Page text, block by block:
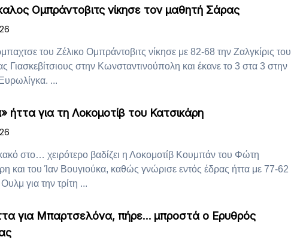
Ομπράντοβιτς νίκησε τον μαθητή Σάρας
του Ζέλικο Ομπράντοβιτς νίκησε με 82-68 την Ζαλγκίρις του
Γιασκεβίτσιους στην Κωνσταντινούπολη και έκανε το 3 στα 3 στην
...
ήττα για τη Λοκομοτίβ του Κατσικάρη
στο… χειρότερο βαδίζει η Λοκομοτίβ Κουμπάν του Φώτη
και του Ίαν Βουγιούκα, καθώς γνώρισε εντός έδρας ήττα με 77-62
για την τρίτη ...
για Μπαρτσελόνα, πήρε… μπροστά ο Ερυθρός